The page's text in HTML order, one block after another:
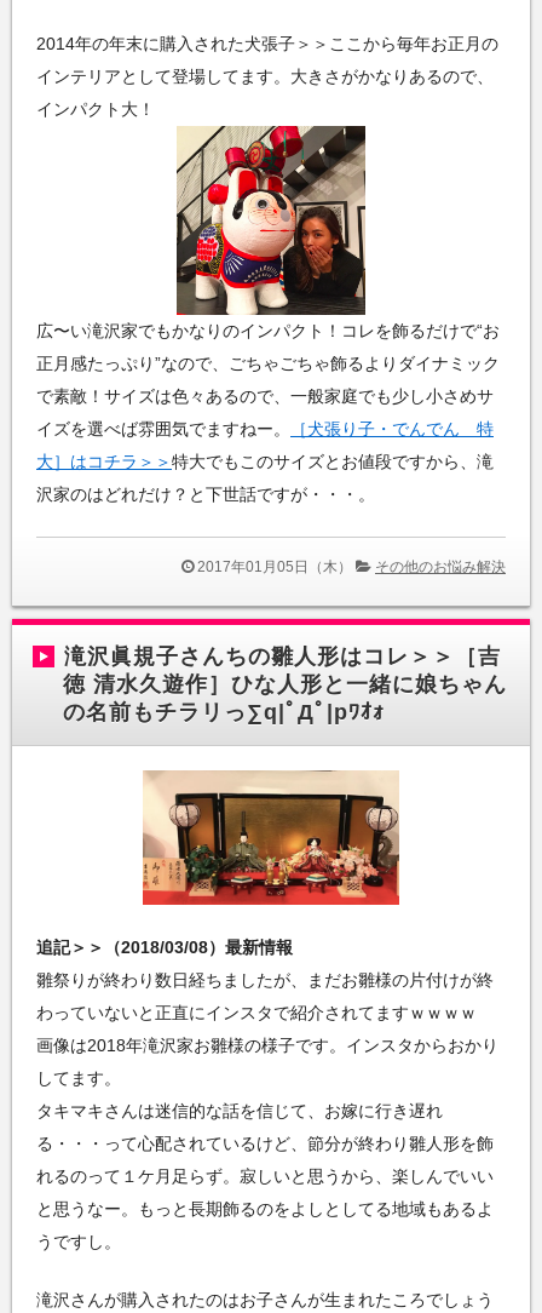
2014年の年末に購入された犬張子＞＞ここから毎年お正月の
インテリアとして登場してます。大きさがかなりあるので、
インパクト大！
広〜い滝沢家でもかなりのインパクト！コレを飾るだけで“お
正月感たっぷり”なので、ごちゃごちゃ飾るよりダイナミック
で素敵！サイズは色々あるので、一般家庭でも少し小さめサ
イズを選べば雰囲気でますねー。
［犬張り子・でんでん 特
大］はコチラ＞＞特大でもこのサイズとお値段ですから、滝
沢家のはどれだけ？と下世話ですが・・・。
2017年01月05日（木） その他のお悩み解決
滝沢眞規子さんちの雛人形はコレ＞＞［吉
徳 清水久遊作］ひな人形と一緒に娘ちゃん
の名前もチラリっ∑q|ﾟДﾟ|pﾜｵｫ
追記＞＞（2018/03/08）最新情報
雛祭りが終わり数日経ちましたが、まだお雛様の片付けが終
わっていないと正直にインスタで紹介されてますｗｗｗｗ
画像は2018年滝沢家お雛様の様子です。インスタからおかり
してます。
タキマキさんは迷信的な話を信じて、お嫁に行き遅れ
る・・・って心配されているけど、節分が終わり雛人形を飾
れるのって１ケ月足らず。寂しいと思うから、楽しんでいい
と思うなー。もっと長期飾るのをよしとしてる地域もあるよ
うですし。
滝沢さんが購入されたのはお子さんが生まれたころでしょう